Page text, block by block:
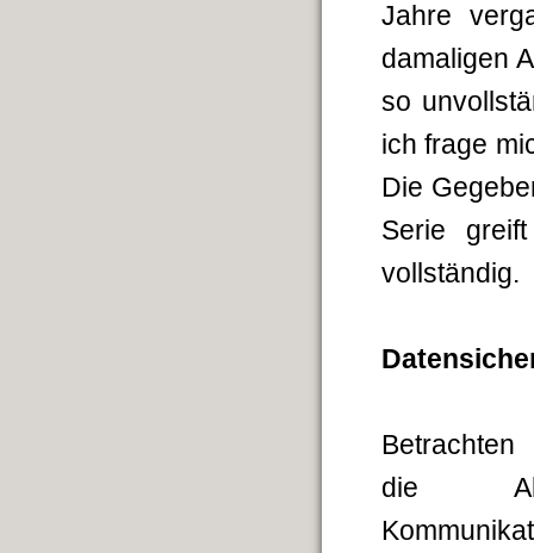
Jahre
damaligen
so
ich frage
Die
Serie
vollständig.
Betrachten
die